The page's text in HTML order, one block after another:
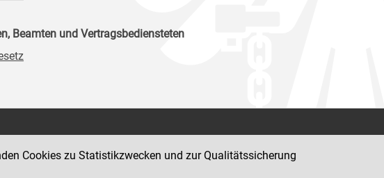
Beamten und Vertragsbediensteten
Cookies zu Statistikzwecken und zur Qualitätssicherung